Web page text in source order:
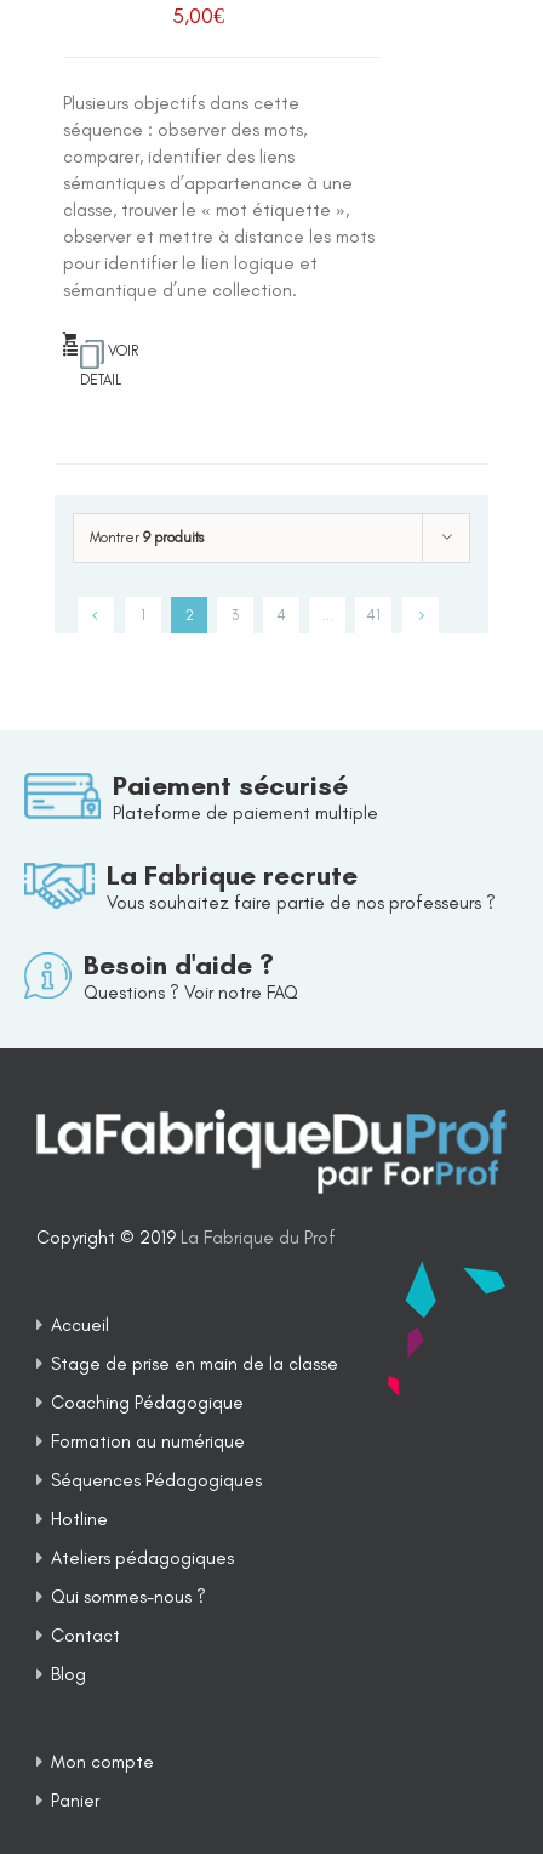
5,00€
Plusieurs objectifs dans cette
séquence : observer des mots,
comparer, identifier des liens
sémantiques d’appartenance à une
classe, trouver le « mot étiquette »,
observer et mettre à distance les mots
pour identifier le lien logique et
sémantique d’une collection.
VOIR
DETAIL
Montrer 9 produits
1 2 3 4 41
Paiement sécurisé
Plateforme de paiement multiple
La Fabrique recrute
Vous souhaitez faire partie de nos professeurs ?
Besoin d'aide ?
Questions ? Voir notre FAQ
Copyright © 2019 La Fabrique du Prof
Accueil
Stage de prise en main de la classe
Coaching Pédagogique
Formation au numérique
Séquences Pédagogiques
Hotline
Ateliers pédagogiques
Qui sommes-nous ?
Contact
Blog
Mon compte
Panier